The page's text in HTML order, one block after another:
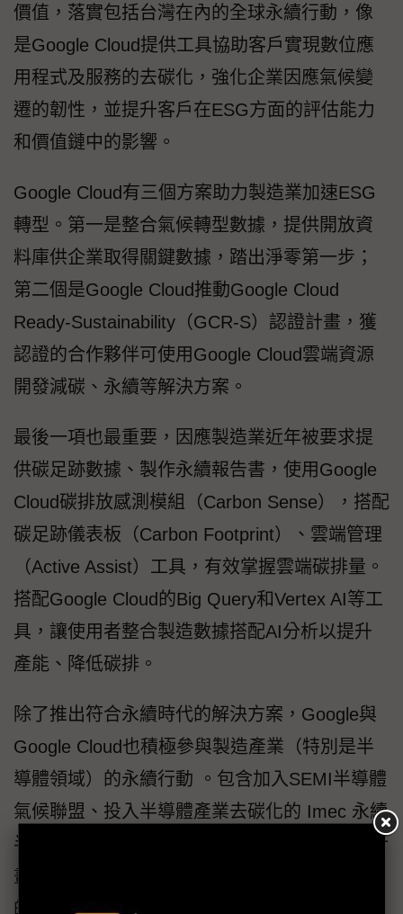
價值，落實包括台灣在內的全球永續行動，像
是Google Cloud提供工具協助客戶實現數位應
用程式及服務的去碳化，強化企業因應氣候變
遷的韌性，並提升客戶在ESG方面的評估能力
和價值鏈中的影響。
Google Cloud有三個方案助力製造業加速ESG
轉型。第一是整合氣候轉型數據，提供開放資
料庫供企業取得關鍵數據，踏出淨零第一步；
第二個是Google Cloud推動Google Cloud
Ready-Sustainability（GCR-S）認證計畫，獲
認證的合作夥伴可使用Google Cloud雲端資源
開發減碳、永續等解決方案。
最後一項也最重要，因應製造業近年被要求提
供碳足跡數據、製作永續報告書，使用Google
Cloud碳排放感測模組（Carbon Sense），搭配
碳足跡儀表板（Carbon Footprint）、雲端管理
（Active Assist）工具，有效掌握雲端碳排量。
搭配Google Cloud的Big Query和Vertex AI等工
具，讓使用者整合製造數據搭配AI分析以提升
產能、降低碳排。
除了推出符合永續時代的解決方案，Google與
Google Cloud也積極參與製造產業（特別是半
導體領域）的永續行動 。包含加入SEMI半導體
氣候聯盟、投入半導體產業去碳化的 Imec 永續
半導體技術與系統計畫、成為Catalyze去碳化計
畫的創始贊助商等，凸顯永續不再是一家企業
的責任，我們會持續攜手產業夥伴探索適合的